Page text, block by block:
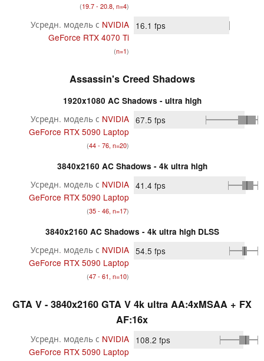
(19.7 - 20.8, n=4)
Усредн. модель с NVIDIA
GeForce RTX 4070 Ti
(n=1)
16.1 fps
Assassin's Creed Shadows
1920x1080 AC Shadows - ultra high
Усредн. модель с NVIDIA
GeForce RTX 5090 Laptop
(44 - 76, n=20)
67.5 fps
3840x2160 AC Shadows - 4k ultra high
Усредн. модель с NVIDIA
GeForce RTX 5090 Laptop
(35 - 46, n=17)
41.4 fps
3840x2160 AC Shadows - 4k ultra high DLSS
Усредн. модель с NVIDIA
GeForce RTX 5090 Laptop
(47 - 61, n=10)
54.5 fps
GTA V - 3840x2160 GTA V 4k ultra AA:4xMSAA + FX
AF:16x
Усредн. модель с NVIDIA
GeForce RTX 5090 Laptop
108.2 fps